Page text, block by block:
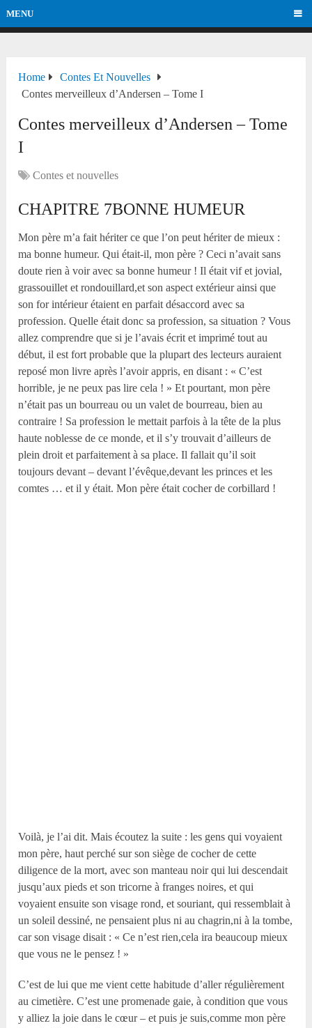
MENU
Home
Contes Et Nouvelles
Contes merveilleux d’Andersen – Tome I
Contes merveilleux d’Andersen – Tome
I
Contes et nouvelles
CHAPITRE 7BONNE HUMEUR
Mon père m’a fait hériter ce que l’on peut hériter de mieux :
ma bonne humeur. Qui était-il, mon père ? Ceci n’avait sans
doute rien à voir avec sa bonne humeur ! Il était vif et jovial,
grassouillet et rondouillard,et son aspect extérieur ainsi que
son for intérieur étaient en parfait désaccord avec sa
profession. Quelle était donc sa profession, sa situation ? Vous
allez comprendre que si je l’avais écrit et imprimé tout au
début, il est fort probable que la plupart des lecteurs auraient
reposé mon livre après l’avoir appris, en disant : « C’est
horrible, je ne peux pas lire cela ! » Et pourtant, mon père
n’était pas un bourreau ou un valet de bourreau, bien au
contraire ! Sa profession le mettait parfois à la tête de la plus
haute noblesse de ce monde, et il s’y trouvait d’ailleurs de
plein droit et parfaitement à sa place. Il fallait qu’il soit
toujours devant – devant l’évêque,devant les princes et les
comtes … et il y était. Mon père était cocher de corbillard !
Voilà, je l’ai dit. Mais écoutez la suite : les gens qui voyaient
mon père, haut perché sur son siège de cocher de cette
diligence de la mort, avec son manteau noir qui lui descendait
jusqu’aux pieds et son tricorne à franges noires, et qui
voyaient ensuite son visage rond, et souriant, qui ressemblait à
un soleil dessiné, ne pensaient plus ni au chagrin,ni à la tombe,
car son visage disait : « Ce n’est rien,cela ira beaucoup mieux
que vous ne le pensez ! »
C’est de lui que me vient cette habitude d’aller régulièrement
au cimetière. C’est une promenade gaie, à condition que vous
y alliez la joie dans le cœur – et puis je suis,comme mon père